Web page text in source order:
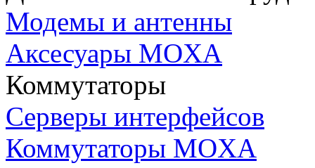
Модемы и антенны
Аксесуары MOXA
Коммутаторы
Серверы интерфейсов
Коммутаторы MOXA